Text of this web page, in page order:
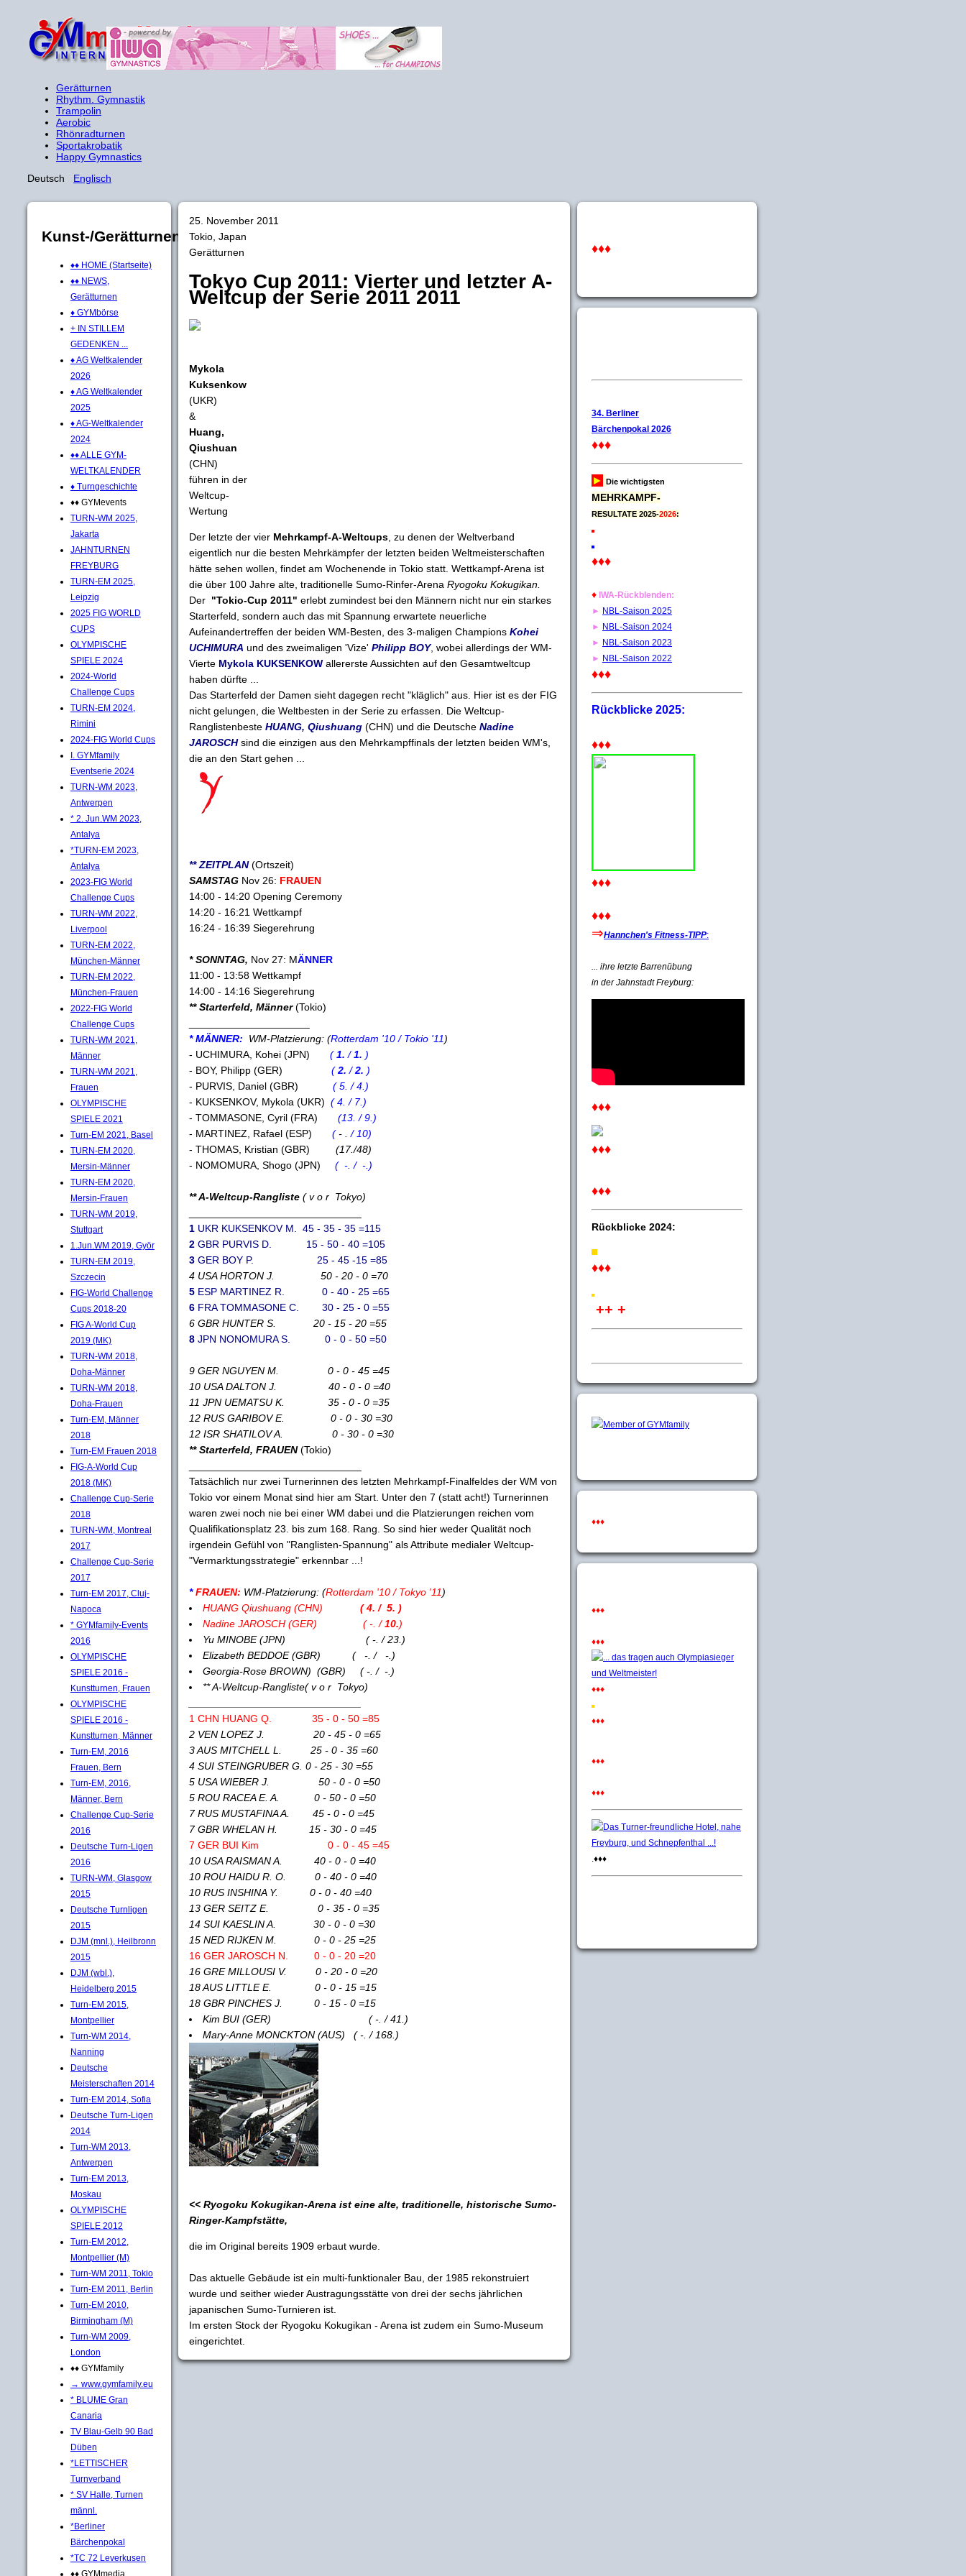
Gerätturnen
Rhythm. Gymnastik
Trampolin
Aerobic
Rhönradturnen
Sportakrobatik
Happy Gymnastics
Deutsch Englisch
Kunst-/Gerätturnen
♦♦ HOME (Startseite)
♦♦ NEWS,
Gerätturnen
♦ GYMbörse
+ IN STILLEM
GEDENKEN ...
♦ AG Weltkalender
2026
♦ AG Weltkalender
2025
♦ AG-Weltkalender
2024
♦♦ ALLE GYM-
WELTKALENDER
♦ Turngeschichte
♦♦ GYMevents
TURN-WM 2025,
Jakarta
JAHNTURNEN
FREYBURG
TURN-EM 2025,
Leipzig
2025 FIG WORLD
CUPS
OLYMPISCHE
SPIELE 2024
2024-World
Challenge Cups
TURN-EM 2024,
Rimini
2024-FIG World Cups
I. GYMfamily
Eventserie 2024
TURN-WM 2023,
Antwerpen
* 2. Jun.WM 2023,
Antalya
*TURN-EM 2023,
Antalya
2023-FIG World
Challenge Cups
TURN-WM 2022,
Liverpool
TURN-EM 2022,
München-Männer
TURN-EM 2022,
München-Frauen
2022-FIG World
Challenge Cups
TURN-WM 2021,
Männer
TURN-WM 2021,
Frauen
OLYMPISCHE
SPIELE 2021
Turn-EM 2021, Basel
TURN-EM 2020,
Mersin-Männer
TURN-EM 2020,
Mersin-Frauen
TURN-WM 2019,
Stuttgart
1.Jun.WM 2019, Györ
TURN-EM 2019,
Szczecin
FIG-World Challenge
Cups 2018-20
FIG A-World Cup
2019 (MK)
TURN-WM 2018,
Doha-Männer
TURN-WM 2018,
Doha-Frauen
Turn-EM, Männer
2018
Turn-EM Frauen 2018
FIG-A-World Cup
2018 (MK)
Challenge Cup-Serie
2018
TURN-WM, Montreal
2017
Challenge Cup-Serie
2017
Turn-EM 2017, Cluj-
Napoca
* GYMfamily-Events
2016
OLYMPISCHE
SPIELE 2016 -
Kunstturnen, Frauen
OLYMPISCHE
SPIELE 2016 -
Kunstturnen, Männer
Turn-EM, 2016
Frauen, Bern
Turn-EM, 2016,
Männer, Bern
Challenge Cup-Serie
2016
Deutsche Turn-Ligen
2016
TURN-WM, Glasgow
2015
Deutsche Turnligen
2015
DJM (mnl.), Heilbronn
2015
DJM (wbl.),
Heidelberg 2015
Turn-EM 2015,
Montpellier
Turn-WM 2014,
Nanning
Deutsche
Meisterschaften 2014
Turn-EM 2014, Sofia
Deutsche Turn-Ligen
2014
Turn-WM 2013,
Antwerpen
Turn-EM 2013,
Moskau
OLYMPISCHE
SPIELE 2012
Turn-EM 2012,
Montpellier (M)
Turn-WM 2011, Tokio
Turn-EM 2011, Berlin
Turn-EM 2010,
Birmingham (M)
Turn-WM 2009,
London
♦♦ GYMfamily
→ www.gymfamily.eu
* BLUME Gran
Canaria
TV Blau-Gelb 90 Bad
Düben
*LETTISCHER
Turnverband
* SV Halle, Turnen
männl.
*Berliner
Bärchenpokal
*TC 72 Leverkusen
♦♦ GYMmedia
25. November 2011
Tokio, Japan
Gerätturnen
Tokyo Cup 2011: Vierter und letzter A-
Weltcup der Serie 2011 2011
Mykola
Kuksenkow
(UKR)
&
Huang,
Qiushuan
(CHN)
führen in der
Weltcup-
Wertung
Der letzte der vier Mehrkampf-A-Weltcups , zu denen der Weltverband
eigentlich nur die besten Mehrkämpfer der letzten beiden Weltmeisterschaften
hätte sehen wollen, findet am Wochenende in Tokio statt. Wettkampf-Arena ist
die über 100 Jahre alte, traditionelle Sumo-Rinfer-Arena Ryogoku Kokugikan.
Der "Tokio-Cup 2011" erlebt zumindest bei den Männern nicht nur ein starkes
Starterfeld, sondern auch das mit Spannung erwartete neuerliche
Aufeinandertreffen der beiden WM-Besten, des 3-maligen Champions Kohei
UCHIMURA und des zweimaligen 'Vize' Philipp BOY, wobei allerdings der WM-
Vierte Mykola KUKSENKOW allererste Aussichten auf den Gesamtweltcup
haben dürfte ...
Das Starterfeld der Damen sieht dagegen recht "kläglich" aus. Hier ist es der FIG
nicht gelungen, die Weltbesten in der Serie zu erfassen. Die Weltcup-
Ranglistenbeste HUANG, Qiushuang (CHN) und die Deutsche Nadine
JAROSCHsind die einzigen aus den Mehrkampffinals der letzten beiden WM's,
die an den Start gehen ...
** ZEITPLAN(Ortszeit)
SAMSTAG Nov 26: FRAUEN
14:00 - 14:20 Opening Ceremony
14:20 - 16:21 Wettkampf
16:24 - 16:39 Siegerehrung
* SONNTAG, Nov 27: MÄNNER
11:00 - 13:58 Wettkampf
14:00 - 14:16 Siegerehrung
** Starterfeld, Männer(Tokio)
* MÄNNER:
WM-Platzierung: (Rotterdam '10 / Tokio '11)
- UCHIMURA, Kohei (JPN) (1. /1. )
- BOY, Philipp (GER) (2. /2. )
- PURVIS, Daniel (GBR) ( 5. / 4.)
- KUKSENKOV, Mykola (UKR) ( 4. / 7.)
- TOMMASONE, Cyril (FRA) (13. / 9.)
- MARTINEZ, Rafael (ESP) (- .
/ 10)
- THOMAS, Kristian (GBR) (17./48)
- NOMOMURA, Shogo (JPN) ( -. / -.)
** A-Weltcup-Rangliste ( v o r Tokyo)
1 UKR KUKSENKOV M. 45 - 35 - 35 =115
2 GBR PURVIS D. 15 - 50 - 40 =105
3 GER BOY P. 25 - 45 -15 =85
4 USA HORTON J. 50 - 20 - 0 =70
5 ESP MARTINEZ R. 0 - 40 - 25 =65
6 FRA TOMMASONE C. 30 - 25 - 0 =55
6 GBR HUNTER S. 20 - 15 - 20 =55
8 JPN NONOMURA S. 0 - 0 - 50 =50
9 GER NGUYEN M. 0 - 0 - 45 =45
10 USA DALTON J. 40 - 0 - 0 =40
11 JPN UEMATSU K. 35 - 0 - 0 =35
12 RUS GARIBOV E. 0 - 0 - 30 =30
12 ISR SHATILOV A. 0 - 30 - 0 =30
** Starterfeld, FRAUEN(Tokio)
Tatsächlich nur zwei Turnerinnen des letzten Mehrkampf-Finalfeldes der WM von
Tokio vor einem Monat sind hier am Start. Unter den 7 (statt acht!) Turnerinnen
waren zwei noch nie bei einer WM dabei und die Platzierungen reichen vom
Qualifikationsplatz 23. bis zum 168. Rang. So sind hier weder Qualität noch
irgendein Gefühl von "Ranglisten-Spannung" als Attribute medialer Weltcup-
"Vermarktungsstrategie" erkennbar ...!
*FRAUEN: WM-Platzierung: (Rotterdam '10 / Tokyo '11)
HUANG Qiushuang (CHN)
( 4. / 5. )
Nadine JAROSCH (GER)
( -. /10.)
Yu MINOBE (JPN) ( -. / 23.)
Elizabeth BEDDOE (GBR) ( -. / -.)
Georgia-Rose BROWN) (GBR) ( -. / -.)
** A-Weltcup-Rangliste( v o r Tokyo)
1 CHN HUANG Q. 35 - 0 - 50 =85
2 VEN LOPEZ J. 20 - 45 - 0 =65
3 AUS MITCHELL L. 25 - 0 - 35 =60
4 SUI STEINGRUBER G. 0 - 25 - 30 =55
5 USA WIEBER J. 50 - 0 - 0 =50
5 ROU RACEA E. A. 0 - 50 - 0 =50
7 RUS MUSTAFINA A. 45 - 0 - 0 =45
7 GBR WHELAN H. 15 - 30 - 0 =45
7 GER BUI Kim 0 - 0 - 45 =45
10 USA RAISMAN A. 40 - 0 - 0 =40
10 ROU HAIDU R. O. 0 - 40 - 0 =40
10 RUS INSHINA Y. 0 - 0 - 40 =40
13 GER SEITZ E. 0 - 35 - 0 =35
14 SUI KAESLIN A. 30 - 0 - 0 =30
15 NED RIJKEN M. 0 - 0 - 25 =25
16 GER JAROSCH N. 0 - 0 - 20 =20
16 GRE MILLOUSI V. 0 - 20 - 0 =20
18 AUS LITTLE E. 0 - 0 - 15 =15
18 GBR PINCHES J. 0 - 15 - 0 =15
Kim BUI (GER) ( -. / 41.)
Mary-Anne MONCKTON (AUS) ( -. / 168.)
<< Ryogoku Kokugikan-Arena ist eine alte, traditionelle, historische Sumo-
Ringer-Kampfstätte,
die im Original bereits 1909 erbaut wurde.
Das aktuelle Gebäude ist ein multi-funktionaler Bau, der 1985 rekonstruiert
wurde und seither wieder Austragungsstätte von drei der sechs jährlichen
japanischen Sumo-Turnieren ist.
Im ersten Stock der Ryogoku Kokugikan - Arena ist zudem ein Sumo-Museum
eingerichtet.
♦♦♦
34. Berliner
Bärchenpokal 2026
♦♦♦
► Die wichtigsten
MEHRKAMPF-
RESULTATE 2025-2026:
♦♦♦
♦ IWA-Rückblenden:
► NBL-Saison 2025
► NBL-Saison 2024
► NBL-Saison 2023
► NBL-Saison 2022
♦♦♦
Rückblicke 2025:
♦♦♦
♦♦♦
♦♦♦
⇒Hannchen's Fitness-TIPP:
... ihre letzte Barrenübung
in der Jahnstadt Freyburg:
♦♦♦
♦♦♦
♦♦♦
Rückblicke 2024:
♦♦♦
++ +
♦♦♦
♦♦♦
♦♦♦
♦♦♦
♦♦♦
♦♦♦
♦♦♦
.♦♦♦